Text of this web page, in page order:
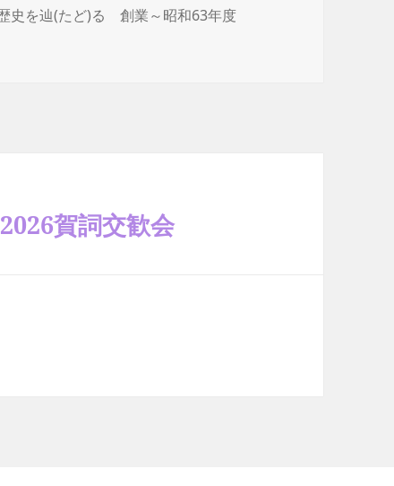
史を辿(たど)る 創業～昭和63年度
賀詞交歓会